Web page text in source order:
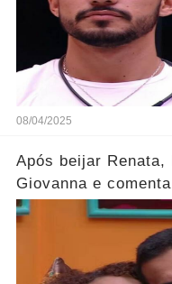
08/04/2025
Após beijar
Giovanna e